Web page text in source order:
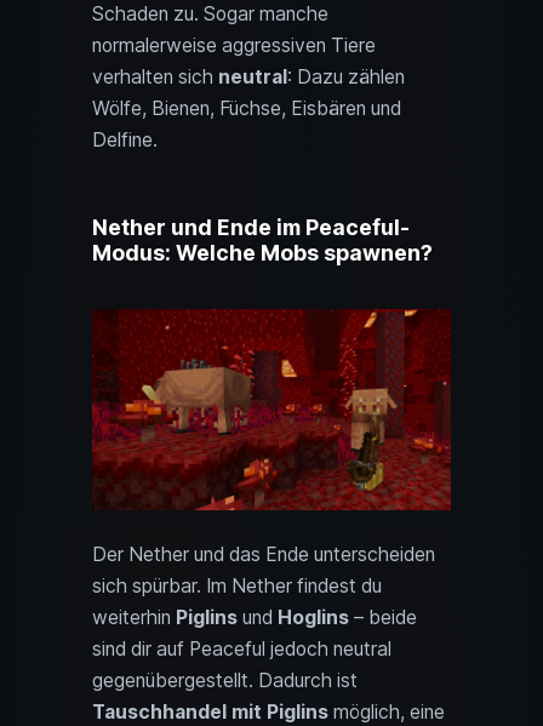
Schaden zu. Sogar manche
normalerweise aggressiven Tiere
verhalten sich neutral: Dazu zählen
Wölfe, Bienen, Füchse, Eisbären und
Delfine.
Nether und Ende im Peaceful-
Modus: Welche Mobs spawnen?
Der Nether und das Ende unterscheiden
sich spürbar. Im Nether findest du
weiterhin Piglins und Hoglins – beide
sind dir auf Peaceful jedoch neutral
gegenübergestellt. Dadurch ist
Tauschhandel mit Piglins möglich, eine